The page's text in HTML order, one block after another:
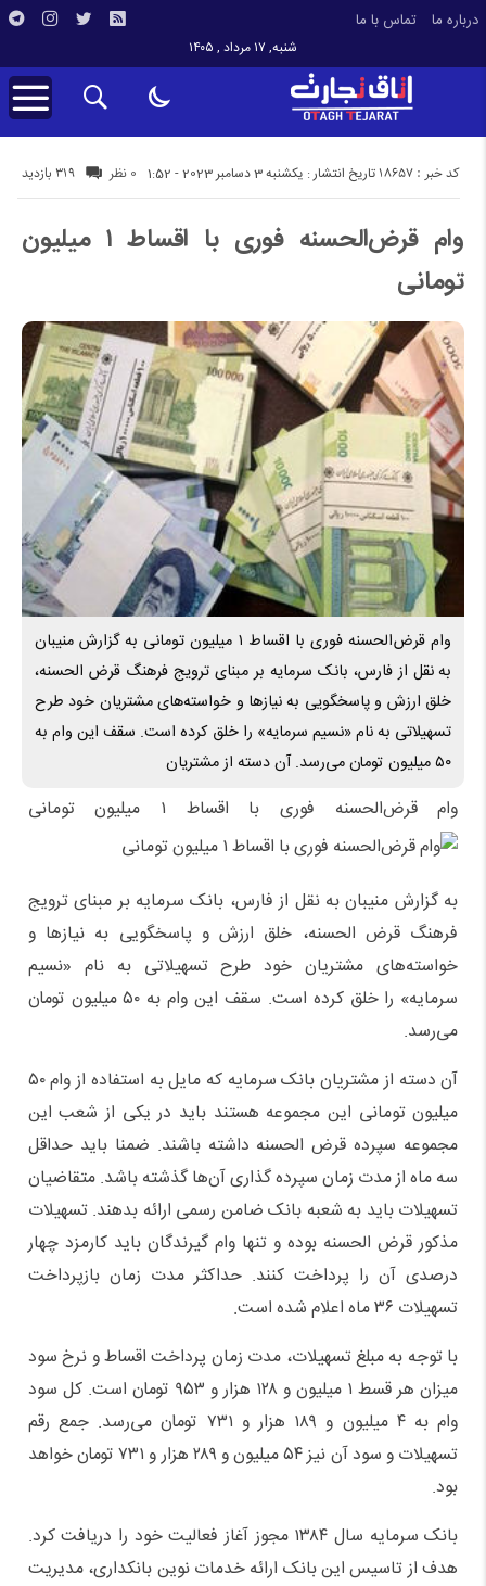
درباره ما تماس با ما
شنبه, ۱۷ مرداد , ۱۴۰۵
تاریخ انتشار : یکشنبه 3 دسامبر 2023 - 1:52 319 بازدید کد خبر : 18657 0 نظر
وام قرض‌الحسنه فوری با اقساط ۱ میلیون
تومانی
وام قرض‌الحسنه فوری با اقساط ۱ میلیون تومانی به گزارش منیبان
به نقل از فارس، بانک سرمایه بر مبنای ترویج فرهنگ قرض الحسنه،
خلق ارزش و پاسخگویی به نیازها و خواسته‌های مشتریان خود طرح
تسهیلاتی به نام «نسیم سرمایه» را خلق کرده است. سقف این وام به
۵۰ میلیون تومان می‌رسد. آن دسته از مشتریان
وام قرض‌الحسنه فوری با اقساط ۱ میلیون تومانی
به گزارش منیبان به نقل از فارس، بانک سرمایه بر مبنای ترویج
فرهنگ قرض الحسنه، خلق ارزش و پاسخگویی به نیازها و
خواسته‌های مشتریان خود طرح تسهیلاتی به نام «نسیم
سرمایه» را خلق کرده است. سقف این وام به ۵۰ میلیون تومان
می‌رسد.
آن دسته از مشتریان بانک سرمایه که مایل به استفاده از وام ۵۰
میلیون تومانی این مجموعه هستند باید در یکی از شعب این
مجموعه سپرده قرض الحسنه داشته باشند. ضمنا باید حداقل
سه ماه از مدت زمان سپرده گذاری آن‌ها گذشته باشد. متقاضیان
تسهیلات باید به شعبه بانک ضامن رسمی ارائه بدهند. تسهیلات
مذکور قرض الحسنه بوده و تنها وام گیرندگان باید کارمزد چهار
درصدی آن را پرداخت کنند. حداکثر مدت زمان بازپرداخت
تسهیلات ۳۶ ماه اعلام شده است.
با توجه به مبلغ تسهیلات، مدت زمان پرداخت اقساط و نرخ سود
میزان هر قسط ۱ میلیون و ۱۲۸ هزار و ۹۵۳ تومان است. کل سود
وام به ۴ میلیون و ۱۸۹ هزار و ۷۳۱ تومان می‌رسد. جمع رقم
تسهیلات و سود آن نیز ۵۴ میلیون و ۲۸۹ هزار و ۷۳۱ تومان خواهد
بود.
بانک سرمایه سال ۱۳۸۴ مجوز آغاز فعالیت خود را دریافت کرد.
هدف از تاسیس این بانک ارائه خدمات نوین بانکداری، مدیریت